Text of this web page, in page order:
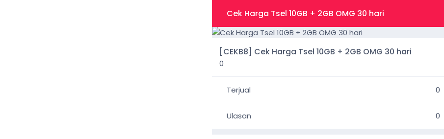
Cek Harga Tsel 10GB + 2GB OMG 30 hari
[CEKB8] Cek Harga Tsel 10GB + 2GB OMG 30 hari
0
Terjual 0
Ulasan 0